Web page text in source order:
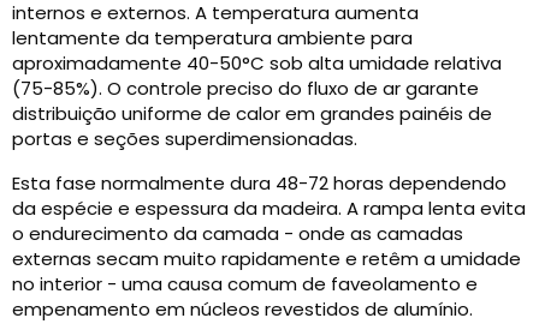
internos e externos. A temperatura aumenta
lentamente da temperatura ambiente para
aproximadamente 40-50°C sob alta umidade relativa
(75-85%). O controle preciso do fluxo de ar garante
distribuição uniforme de calor em grandes painéis de
portas e seções superdimensionadas.
Esta fase normalmente dura 48-72 horas dependendo
da espécie e espessura da madeira. A rampa lenta evita
o endurecimento da camada - onde as camadas
externas secam muito rapidamente e retêm a umidade
no interior - uma causa comum de faveolamento e
empenamento em núcleos revestidos de alumínio.